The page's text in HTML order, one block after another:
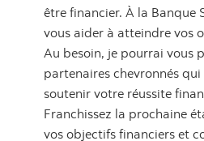
être financier. À la Banque
vous aider à atteindre vos
Au besoin, je pourrai vous
partenaires chevronnés
soutenir votre réussite
Franchissez la prochaine
vos objectifs financiers et